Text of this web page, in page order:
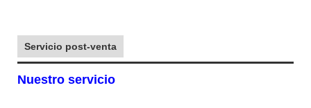
Servicio post-venta
Nuestro servicio